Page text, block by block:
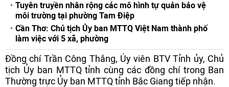
Tuyên truyền nhân rộng các mô hình tự quản bảo vệ
môi trường tại phường Tam Điệp
Cần Thơ: Chủ tịch Ủy ban MTTQ Việt Nam thành phố
làm việc với 5 xã, phường
Đồng chí Trần Công Thắng, Ủy viên BTV Tỉnh ủy, Chủ
tịch Ủy ban MTTQ tỉnh cùng các đồng chí trong Ban
Thường trực Ủy ban MTTQ tỉnh Bắc Giang tiếp nhận.